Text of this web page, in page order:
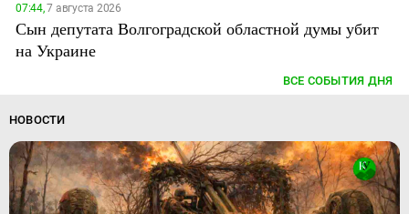
07:44,7 августа 2026
Сын депутата Волгоградской областной думы убит
на Украине
ВСЕ СОБЫТИЯ ДНЯ
НОВОСТИ